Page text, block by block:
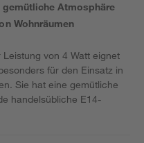
Atmosphäre
Wohnräumen
von 4 Watt eignet
für den Einsatz in
Sie hat eine gemütliche
handelsübliche E14-